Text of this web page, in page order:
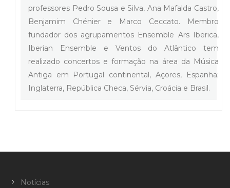
professores Pedro Sousa e Silva, Ana Mafalda Castro,
Benjamim Chénier e Marco Ceccato. Membro
fundador dos agrupamentos Ensemble Ars Iberica,
Iberian Ensemble e Ventos do Atlântico tem
realizado concertos e formação na área da Música
Antiga em Portugal continental, Açores, Espanha;
Inglaterra, República Checa, Sérvia, Croácia e Brasil.
Notícias